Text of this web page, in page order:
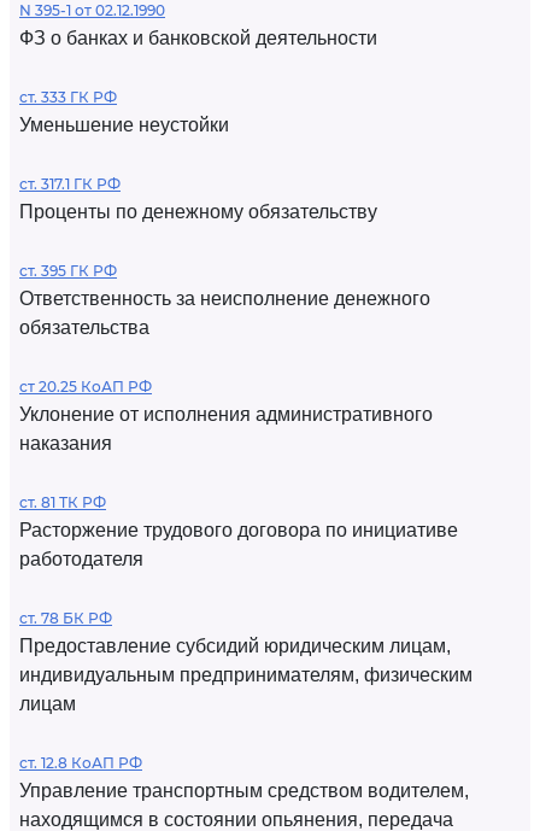
N 395-1 от 02.12.1990
ФЗ о банках и банковской деятельности
ст. 333 ГК РФ
Уменьшение неустойки
ст. 317.1 ГК РФ
Проценты по денежному обязательству
ст. 395 ГК РФ
Ответственность за неисполнение денежного
обязательства
ст 20.25 КоАП РФ
Уклонение от исполнения административного
наказания
ст. 81 ТК РФ
Расторжение трудового договора по инициативе
работодателя
ст. 78 БК РФ
Предоставление субсидий юридическим лицам,
индивидуальным предпринимателям, физическим
лицам
ст. 12.8 КоАП РФ
Управление транспортным средством водителем,
находящимся в состоянии опьянения, передача